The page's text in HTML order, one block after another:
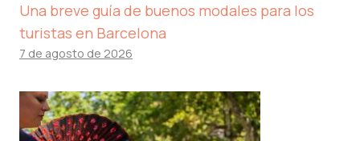
Una breve guía de buenos modales para los
turistas en Barcelona
7 de agosto de 2026